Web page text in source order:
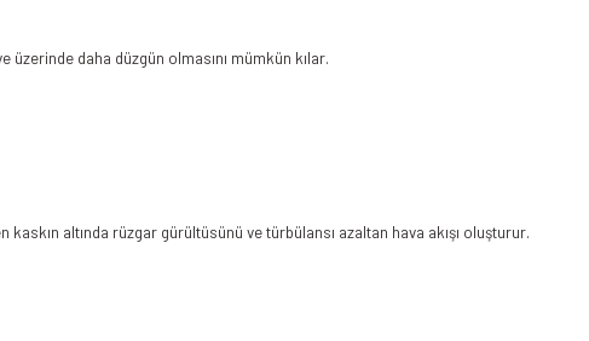
üzerinde daha düzgün olmasını mümkün kılar.
kaskın altında rüzgar gürültüsünü ve türbülansı azaltan hava akışı oluşturur.